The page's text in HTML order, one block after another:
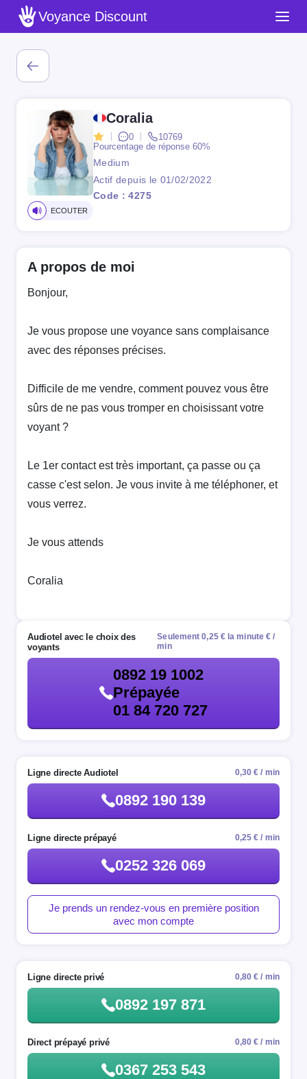
Voyance Discount
ECOUTER
Coralia
0
10769
Pourcentage de réponse 60%
Medium
Actif depuis le 01/02/2022
Code : 4275
A propos de moi
Bonjour,
Je vous propose une voyance sans complaisance
avec des réponses précises.
Difficile de me vendre, comment pouvez vous être
sûrs de ne pas vous tromper en choisissant votre
voyant ?
Le 1er contact est très important, ça passe ou ça
casse c'est selon. Je vous invite à me téléphoner, et
vous verrez.
Je vous attends
Coralia
Audiotel avec le choix des
voyants
Seulement 0,25 € la minute € /
min
0892 19 1002
Prépayée
01 84 720 727
Ligne directe Audiotel 0,30 € / min
0892 190 139
Ligne directe prépayé 0,25 € / min
0252 326 069
Je prends un rendez-vous en première position
avec mon compte
Ligne directe privé 0,80 € / min
0892 197 871
Direct prépayé privé 0,80 € / min
0367 253 543